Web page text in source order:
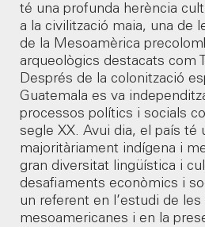
té una profunda herència
a la civilització maia, una de
de la Mesoamèrica
arqueològics destacats com
Després de la colonització
Guatemala es va
processos polítics i socials
segle XX. Avui dia, el país té
majoritàriament indígena i
gran diversitat lingüística i
desafiaments econòmics i
un referent en l’estudi de
mesoamericanes i en la
31
SEGÜENT